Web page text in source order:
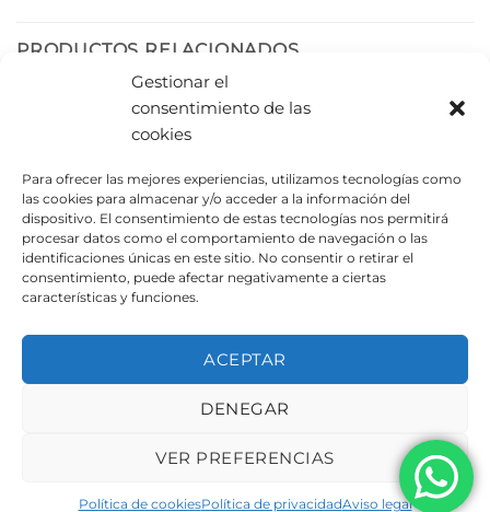
Gestionar el
consentimiento de las
cookies
Para ofrecer las mejores experiencias, utilizamos tecnologías como
las cookies para almacenar y/o acceder a la información del
dispositivo. El consentimiento de estas tecnologías nos permitirá
procesar datos como el comportamiento de navegación o las
identificaciones únicas en este sitio. No consentir o retirar el
consentimiento, puede afectar negativamente a ciertas
características y funciones.
ACEPTAR
DENEGAR
VER PREFERENCIAS
Política de cookiesPolítica de privacidadAviso legal
PRODUCTOS RELACIONADOS
Urbeadapta, S.L. - Polígon el Pla, 29B
46290 Alcàsser, Valencia – ESPAÑA - B98943723